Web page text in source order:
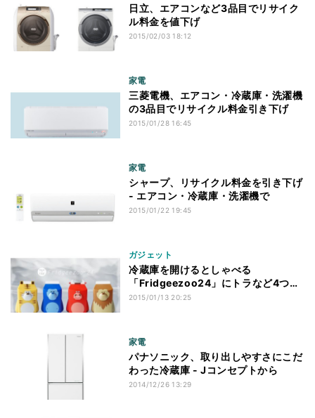
日立、エアコンなど3品目でリサイク
ル料金を値下げ
2015/02/03 18:12
家電
三菱電機、エアコン・冷蔵庫・洗濯機
の3品目でリサイクル料金引き下げ
2015/01/28 16:45
家電
シャープ、リサイクル料金を引き下げ
- エアコン・冷蔵庫・洗濯機で
2015/01/22 19:45
ガジェット
冷蔵庫を開けるとしゃべる
「Fridgeezoo24」にトラなど4つの
新キャラ
2015/01/13 20:25
家電
パナソニック、取り出しやすさにこだ
わった冷蔵庫 - Jコンセプトから
2014/12/26 13:29